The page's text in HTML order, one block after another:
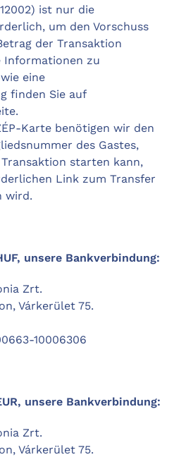
ist nur die
um den Vorschuss
der Transaktion
Informationen zu
eine
finden Sie auf
Karte benötigen wir den
des Gastes,
starten kann,
Link zum Transfer
wird.
unsere Bankverbindung:
Zrt.
Várkerület 75.
10006306
unsere Bankverbindung:
Zrt.
Várkerület 75.